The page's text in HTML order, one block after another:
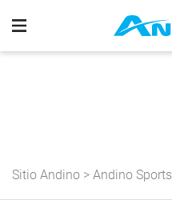
Sitio Andino > Andino Sports